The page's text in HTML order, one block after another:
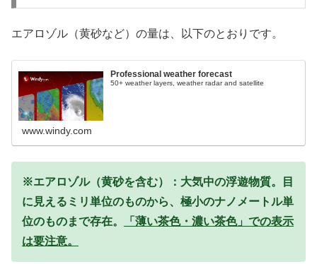
エアロゾル（黄砂など）の量は、以下のとおりです。
Professional weather forecast
50+ weather layers, weather radar and satellite
www.windy.com
※エアロゾル（黄砂を含む）：大気中の浮遊物質。目
に見えるミリ単位のものから、極小のナノメートル単
位のものまで存在。
「薄い茶色・濃い茶色」での表示
は要注意。